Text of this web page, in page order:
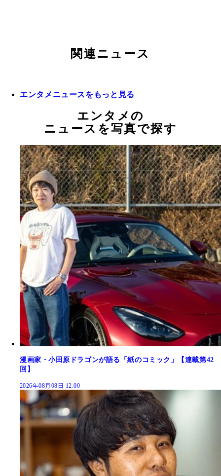
関連ニュース
エンタメニュースをもっと見る
エンタメの
ニュースを写真で探す
漫画家・小田原ドラゴンが語る「紙のコミック」【連載第42
回】
2026年08月08日 12:00